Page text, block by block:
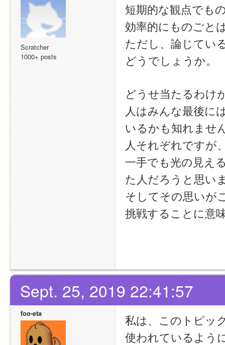
Scratcher
1000+ posts
短期的な観点でも
効率的にものごと
ただし、論じてい
どうでしょうか。
どうせ当たるわけ
人はみんな最後に
いるかも知れませ
人それぞれですが
一手でも光の見え
た人だろうと思い
そしてその思いが
挑戦することに意
Sept. 25, 2019 22:41:57
foo-eta
私は、このトピッ
使われているよう